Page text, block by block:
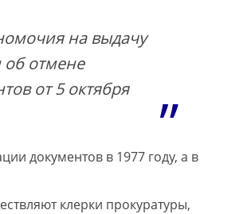
на выдачу
отмене
от 5 октября
документов в 1977 году, а в
клерки прокуратуры,